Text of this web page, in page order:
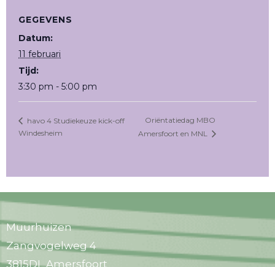
GEGEVENS
Datum:
11 februari
Tijd:
3:30 pm - 5:00 pm
havo 4 Studiekeuze kick-off
Windesheim
Oriëntatiedag MBO
Amersfoort en MNL
Muurhuizen
Zangvogelweg 4
3815DL Amersfoort